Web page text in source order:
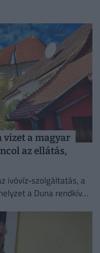
vizet a magyar
az ellátás,
ivóvíz-szolgáltatás, a
a Duna rendkívül